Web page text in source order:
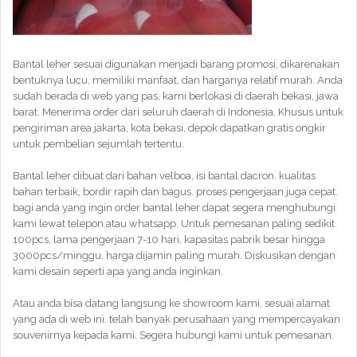
Bantal leher sesuai digunakan menjadi barang promosi, dikarenakan
bentuknya lucu, memiliki manfaat, dan harganya relatif murah. Anda
sudah berada di web yang pas, kami berlokasi di daerah bekasi, jawa
barat. Menerima order dari seluruh daerah di Indonesia. Khusus untuk
pengiriman area jakarta, kota bekasi, depok dapatkan gratis ongkir
untuk pembelian sejumlah tertentu.
Bantal leher dibuat dari bahan velboa, isi bantal dacron. kualitas
bahan terbaik, bordir rapih dan bagus. proses pengerjaan juga cepat.
bagi anda yang ingin order bantal leher dapat segera menghubungi
kami lewat telepon atau whatsapp. Untuk pemesanan paling sedikit
100pcs, lama pengerjaan 7-10 hari, kapasitas pabrik besar hingga
3000pcs/minggu. harga dijamin paling murah. Diskusikan dengan
kami desain seperti apa yang anda inginkan.
Atau anda bisa datang langsung ke showroom kami, sesuai alamat
yang ada di web ini. telah banyak perusahaan yang mempercayakan
souvenirnya kepada kami. Segera hubungi kami untuk pemesanan.